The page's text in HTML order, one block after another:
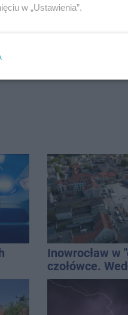
Inowrocław w
czołówce.
analizy Onetu
miasto jest
w „Ustawienia”.